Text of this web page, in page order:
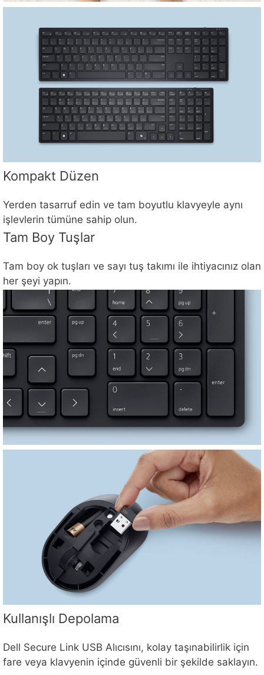
Kompakt Düzen
Yerden tasarruf edin ve tam boyutlu klavyeyle aynı
işlevlerin tümüne sahip olun.
Tam Boy Tuşlar
Tam boy ok tuşları ve sayı tuş takımı ile ihtiyacınız olan
her şeyi yapın.
Kullanışlı Depolama
Dell Secure Link USB Alıcısını, kolay taşınabilirlik için
fare veya klavyenin içinde güvenli bir şekilde saklayın.